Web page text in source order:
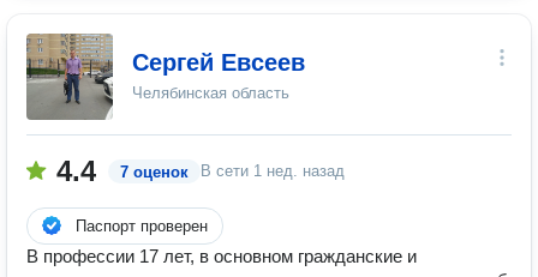
Сергей Евсеев
Челябинская область
4.4 7 оценок В сети 1 нед. назад
Паспорт проверен
В профессии 17 лет, в основном гражданские и